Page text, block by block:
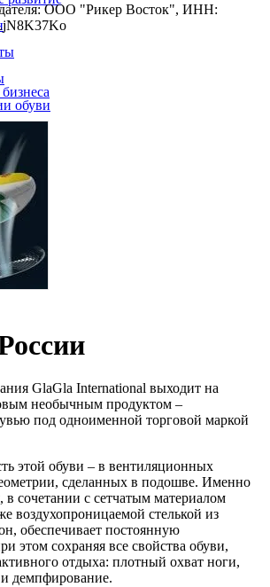
обуви
ООО "Рикер Восток", ИНН:
GlaGla International выходит на
необычным продуктом –
под одноименной торговой маркой
этой обуви – в вентиляционных
сделанных в подошве. Именно
в сочетании с сетчатым материалом
воздухопроницаемой стелькой из
обеспечивает постоянную
этом сохраняя все свойства обуви,
отдыха: плотный охват ноги,
и демпфирование.